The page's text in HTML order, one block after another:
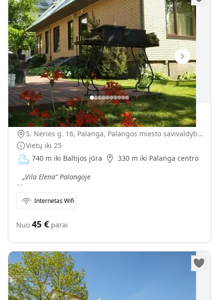
„Vila Elena“
S. Nėries g. 16, Palanga, Palangos miesto savivaldybė, Lietuva
Vietų iki 25
740 m iki Baltijos jūra
330 m iki Palanga centro
„„Vila Elena“ Palangoje
Internetas Wifi
Nuo 45 € parai